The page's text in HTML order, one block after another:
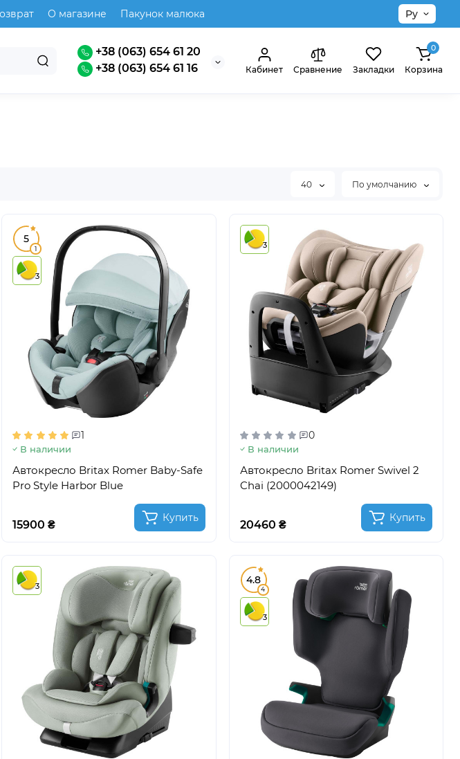
О магазине Пакунок малюка Ру
+38 (063) 654 61 20
+38 (063) 654 61 16
Кабинет Сравнение Закладки
0
Корзина
40 По умолчанию
5
1
3
1
В наличии
Автокресло Britax Romer Baby-Safe
Pro Style Harbor Blue
15900 ₴
Купить
3
0
В наличии
Автокресло Britax Romer Swivel 2
Chai (2000042149)
20460 ₴
Купить
3 4.8
4
3